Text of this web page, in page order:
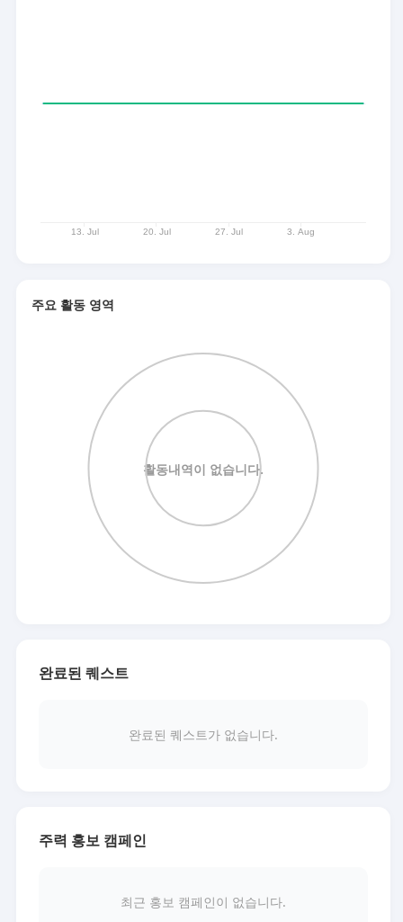
주요 활동 영역
완료된 퀘스트
완료된 퀘스트가 없습니다.
주력 홍보 캠페인
최근 홍보 캠페인이 없습니다.